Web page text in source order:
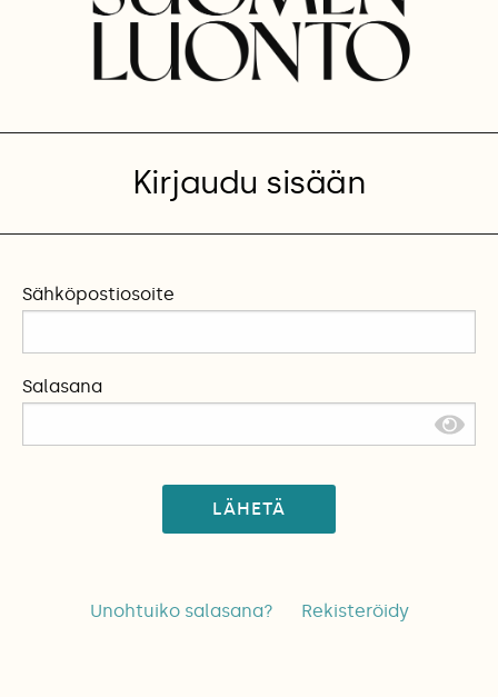
Kirjaudu sisään
Sähköpostiosoite
Salasana
LÄHETÄ
Unohtuiko salasana? Rekisteröidy